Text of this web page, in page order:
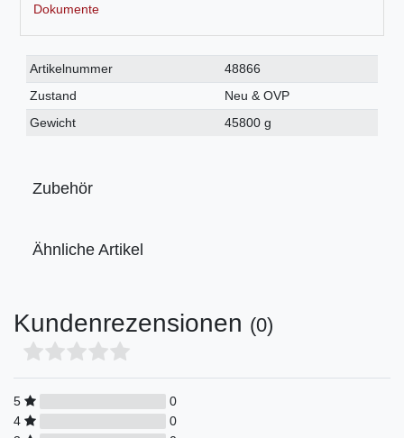
Dokumente
Technisches
Merkmal
Wert
Artikelnummer
48866
Zustand
Neu & OVP
Gewicht
45800 g
Zubehör
Ähnliche Artikel
Kundenrezensionen (0)
5
0
4
0